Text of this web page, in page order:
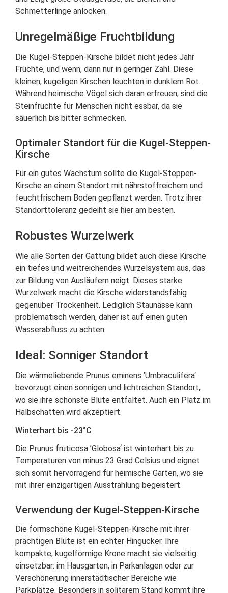
Schmetterlinge anlocken.
Unregelmäßige Fruchtbildung
Die Kugel-Steppen-Kirsche bildet nicht jedes Jahr
Früchte, und wenn, dann nur in geringer Zahl. Diese
kleinen, kugeligen Kirschen leuchten in dunklem Rot.
Während heimische Vögel sich daran erfreuen, sind die
Steinfrüchte für Menschen nicht essbar, da sie
säuerlich bis bitter schmecken.
Optimaler Standort für die Kugel-Steppen-
Kirsche
Für ein gutes Wachstum sollte die Kugel-Steppen-
Kirsche an einem Standort mit nährstoffreichem und
feuchtfrischem Boden gepflanzt werden. Trotz ihrer
Standorttoleranz gedeiht sie hier am besten.
Robustes Wurzelwerk
Wie alle Sorten der Gattung bildet auch diese Kirsche
ein tiefes und weitreichendes Wurzelsystem aus, das
zur Bildung von Ausläufern neigt. Dieses starke
Wurzelwerk macht die Kirsche widerstandsfähig
gegenüber Trockenheit. Lediglich Staunässe kann
problematisch werden, daher ist auf einen guten
Wasserabfluss zu achten.
Ideal: Sonniger Standort
Die wärmeliebende Prunus eminens ’Umbraculifera‘
bevorzugt einen sonnigen und lichtreichen Standort,
wo sie ihre schönste Blüte entfaltet. Auch ein Platz im
Halbschatten wird akzeptiert.
Winterhart bis -23°C
Die Prunus fruticosa ’Globosa‘ ist winterhart bis zu
Temperaturen von minus 23 Grad Celsius und eignet
sich somit hervorragend für heimische Gärten, wo sie
mit ihrer einzigartigen Ausstrahlung begeistert.
Verwendung der Kugel-Steppen-Kirsche
Die formschöne Kugel-Steppen-Kirsche mit ihrer
prächtigen Blüte ist ein echter Hingucker. Ihre
kompakte, kugelförmige Krone macht sie vielseitig
einsetzbar: im Hausgarten, in Parkanlagen oder zur
Verschönerung innerstädtischer Bereiche wie
Parkplätze. Besonders in solitärem Stand kommt ihre